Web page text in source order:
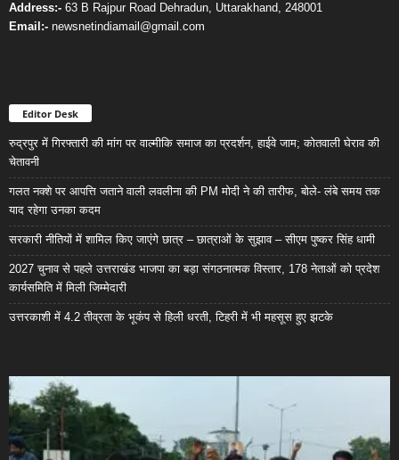
Address:- 63 B Rajpur Road Dehradun, Uttarakhand, 248001
Email:- newsnetindiamail@gmail.com
Editor Desk
रुद्रपुर में गिरफ्तारी की मांग पर वाल्मीकि समाज का प्रदर्शन, हाईवे जाम; कोतवाली घेराव की
चेतावनी
गलत नक्शे पर आपत्ति जताने वाली लवलीना की PM मोदी ने की तारीफ, बोले- लंबे समय तक
याद रहेगा उनका कदम
सरकारी नीतियों में शामिल किए जाएंगे छात्र – छात्राओं के सुझाव – सीएम पुष्कर सिंह धामी
2027 चुनाव से पहले उत्तराखंड भाजपा का बड़ा संगठनात्मक विस्तार, 178 नेताओं को प्रदेश
कार्यसमिति में मिली जिम्मेदारी
उत्तरकाशी में 4.2 तीव्रता के भूकंप से हिली धरती, टिहरी में भी महसूस हुए झटके